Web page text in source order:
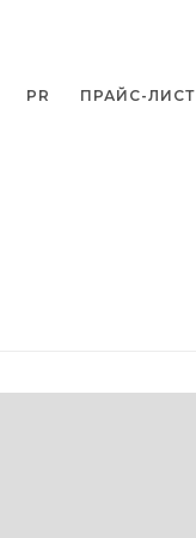
PR ПРАЙС-ЛИСТ